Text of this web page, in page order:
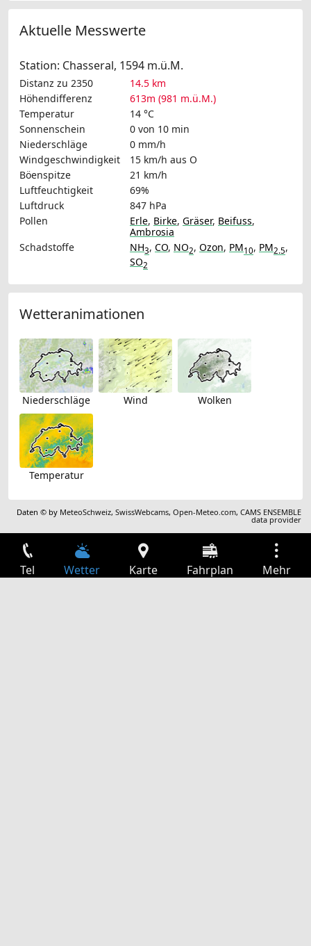
Aktuelle Messwerte
Station: Chasseral, 1594 m.ü.M.
Distanz zu 2350
14.5 km
Höhendifferenz
613m (981 m.ü.M.)
Temperatur
14 °C
Sonnenschein
0 von 10 min
Niederschläge
0 mm/h
Windgeschwindigkeit
15 km/h aus O
Böenspitze
21 km/h
Luftfeuchtigkeit
69%
Luftdruck
847 hPa
Pollen
Erle, Birke, Gräser, Beifuss,
Ambrosia
Schadstoffe
NH3, CO, NO2, Ozon, PM10, PM2.5,
SO2
Wetteranimationen
Niederschläge Wind Wolken
Temperatur
Daten © by MeteoSchweiz,SwissWebcams,Open-Meteo.com,CAMS ENSEMBLE
data provider
Tel Wetter Karte Fahrplan Mehr